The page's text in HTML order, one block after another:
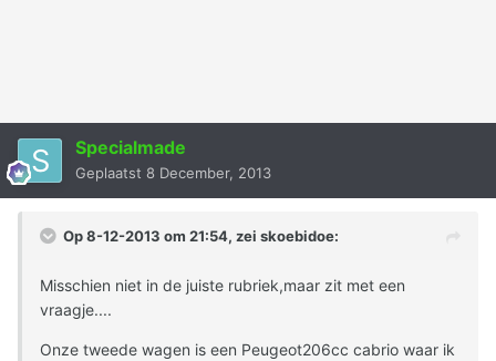
Specialmade
Geplaatst 8 December, 2013
Op 8-12-2013 om 21:54, zei skoebidoe:
Misschien niet in de juiste rubriek,maar zit met een
vraagje....
Onze tweede wagen is een Peugeot206cc cabrio waar ik